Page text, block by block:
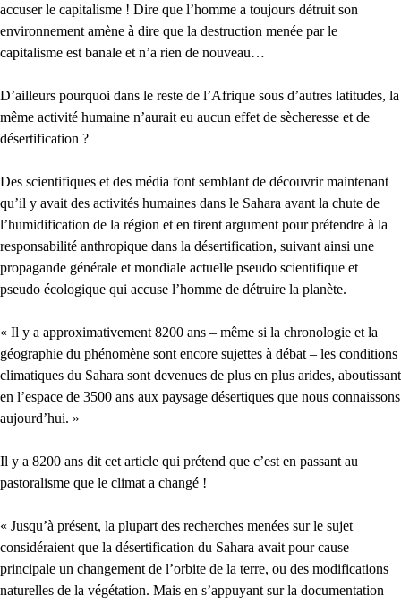
accuser le capitalisme ! Dire que l’homme a toujours détruit son
environnement amène à dire que la destruction menée par le
capitalisme est banale et n’a rien de nouveau…
D’ailleurs pourquoi dans le reste de l’Afrique sous d’autres latitudes, la
même activité humaine n’aurait eu aucun effet de sècheresse et de
désertification ?
Des scientifiques et des média font semblant de découvrir maintenant
qu’il y avait des activités humaines dans le Sahara avant la chute de
l’humidification de la région et en tirent argument pour prétendre à la
responsabilité anthropique dans la désertification, suivant ainsi une
propagande générale et mondiale actuelle pseudo scientifique et
pseudo écologique qui accuse l’homme de détruire la planète.
« Il y a approximativement 8200 ans – même si la chronologie et la
géographie du phénomène sont encore sujettes à débat – les conditions
climatiques du Sahara sont devenues de plus en plus arides, aboutissant
en l’espace de 3500 ans aux paysage désertiques que nous connaissons
aujourd’hui. »
Il y a 8200 ans dit cet article qui prétend que c’est en passant au
pastoralisme que le climat a changé !
« Jusqu’à présent, la plupart des recherches menées sur le sujet
considéraient que la désertification du Sahara avait pour cause
principale un changement de l’orbite de la terre, ou des modifications
naturelles de la végétation. Mais en s’appuyant sur la documentation